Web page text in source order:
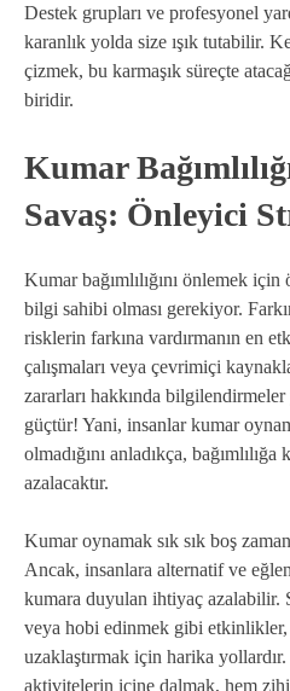
Destek grupları ve profesyonel
karanlık yolda size ışık tutabilir.
çizmek, bu karmaşık süreçte
biridir.
Kumar
Savaş: Önleyici
Kumar bağımlılığını önlemek
bilgi sahibi olması gerekiyor.
risklerin farkına vardırmanın en
çalışmaları veya çevrimiçi
zararları hakkında
güçtür! Yani, insanlar kumar
olmadığını anladıkça, bağımlılığa
azalacaktır.
Kumar oynamak sık sık boş
Ancak, insanlara alternatif ve
kumara duyulan ihtiyaç azalabilir.
veya hobi edinmek gibi etkinlikler,
uzaklaştırmak için harika
aktivitelerin içine dalmak, hem